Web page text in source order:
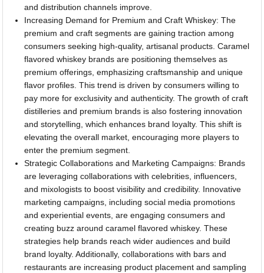
and distribution channels improve.
Increasing Demand for Premium and Craft Whiskey: The
premium and craft segments are gaining traction among
consumers seeking high-quality, artisanal products. Caramel
flavored whiskey brands are positioning themselves as
premium offerings, emphasizing craftsmanship and unique
flavor profiles. This trend is driven by consumers willing to
pay more for exclusivity and authenticity. The growth of craft
distilleries and premium brands is also fostering innovation
and storytelling, which enhances brand loyalty. This shift is
elevating the overall market, encouraging more players to
enter the premium segment.
Strategic Collaborations and Marketing Campaigns: Brands
are leveraging collaborations with celebrities, influencers,
and mixologists to boost visibility and credibility. Innovative
marketing campaigns, including social media promotions
and experiential events, are engaging consumers and
creating buzz around caramel flavored whiskey. These
strategies help brands reach wider audiences and build
brand loyalty. Additionally, collaborations with bars and
restaurants are increasing product placement and sampling